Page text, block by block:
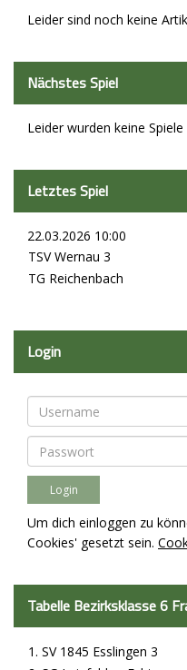
Leider sind noch keine
Nächstes Spiel
Leider wurden keine
Letztes Spiel
22.03.2026 10:00
TSV Wernau 3
TG Reichenbach
Login
Um dich einloggen zu
Cookies' gesetzt sein.
Tabelle Bezirksklasse 6
1. SV 1845 Esslingen 3